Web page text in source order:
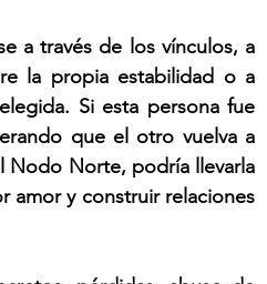
a través de los vínculos, a
la propia estabilidad o a
Si esta persona fue
que el otro vuelva a
Nodo Norte, podría llevarla
amor y construir relaciones